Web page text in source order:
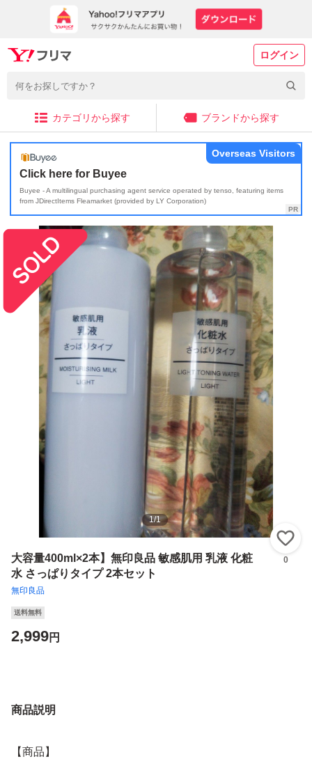
ログイン
カテゴリから探す ブランドから探す
Click here for Buyee
Buyee - A multilingual purchasing agent service operated by tenso, featuring items
from JDirectItems Fleamarket (provided by LY Corporation)
Overseas Visitors
1/1
大容量400ml×2本】無印良品 敏感肌用 乳液 化粧
水 さっぱりタイプ 2本セット
無印良品
0
送料無料
2,999円
商品説明
【商品】